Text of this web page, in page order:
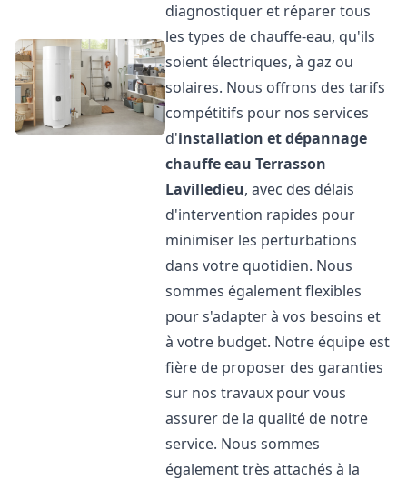
diagnostiquer et réparer tous
les types de chauffe-eau, qu'ils
soient électriques, à gaz ou
solaires. Nous offrons des tarifs
compétitifs pour nos services
d'installation et dépannage
chauffe eau Terrasson
Lavilledieu, avec des délais
d'intervention rapides pour
minimiser les perturbations
dans votre quotidien. Nous
sommes également flexibles
pour s'adapter à vos besoins et
à votre budget. Notre équipe est
fière de proposer des garanties
sur nos travaux pour vous
assurer de la qualité de notre
service. Nous sommes
également très attachés à la